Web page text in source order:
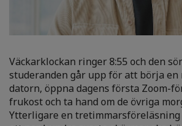
Väckarklockan ringer 8:55 och den
studeranden går upp för att börja en
datorn, öppna dagens första Zoom-
frukost och ta hand om de övriga
Ytterligare en